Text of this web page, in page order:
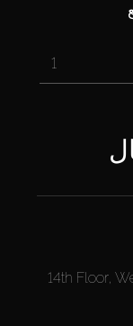
1
14th Floor,